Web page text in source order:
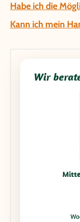
Habe ich die
Kann ich mein
Wir